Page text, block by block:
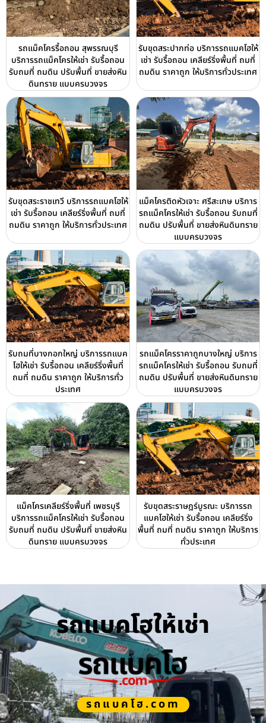
รถแม็คโครรื้อถอน สุพรรณบุรี
บริการรถแม็คโครให้เช่า รับรื้อถอน
รับถมที่ ถมดิน ปรับพื้นที่ ขายส่งหิน
ดินทราย แบบครบวงจร
รับขุดสระปากท่อ บริการรถแบคโฮให้
เช่า รับรื้อถอน เคลียร์ริ่งพื้นที่ ถมที่
ถมดิน ราคาถูก ให้บริการทั่วประเทศ
รับขุดสระราชเทวี บริการรถแบคโฮให้
เช่า รับรื้อถอน เคลียร์ริ่งพื้นที่ ถมที่
ถมดิน ราคาถูก ให้บริการทั่วประเทศ
แม็คโครติดหัวเจาะ ศรีสะเกษ บริการ
รถแม็คโครให้เช่า รับรื้อถอน รับถมที่
ถมดิน ปรับพื้นที่ ขายส่งหินดินทราย
แบบครบวงจร
รับถมที่บางกอกใหญ่ บริการรถแบค
โฮให้เช่า รับรื้อถอน เคลียร์ริ่งพื้นที่
ถมที่ ถมดิน ราคาถูก ให้บริการทั่ว
ประเทศ
รถแม็คโครราคาถูกบางใหญ่ บริการ
รถแม็คโครให้เช่า รับรื้อถอน รับถมที่
ถมดิน ปรับพื้นที่ ขายส่งหินดินทราย
แบบครบวงจร
แม็คโครเคลียร์ริ่งพื้นที่ เพชรบุรี
บริการรถแม็คโครให้เช่า รับรื้อถอน
รับถมที่ ถมดิน ปรับพื้นที่ ขายส่งหิน
ดินทราย แบบครบวงจร
รับขุดสระราษฎร์บูรณะ บริการรถ
แบคโฮให้เช่า รับรื้อถอน เคลียร์ริ่ง
พื้นที่ ถมที่ ถมดิน ราคาถูก ให้บริการ
ทั่วประเทศ
รถแบคโฮให้เช่า
รถแบคโฮ.com